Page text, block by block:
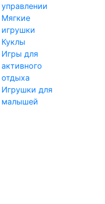
управлении
Мягкие
игрушки
Куклы
Игры для
активного
отдыха
Игрушки для
малышей